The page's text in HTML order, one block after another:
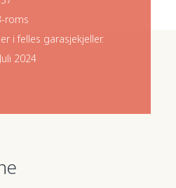
roms
i felles garasjekjeller.
2024